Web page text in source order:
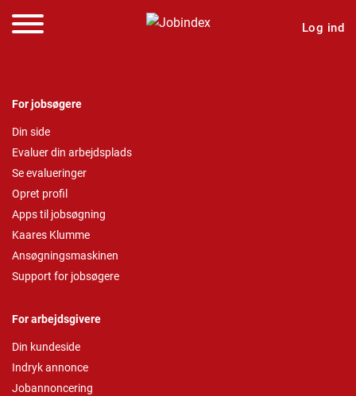
Log ind
For jobsøgere
Din side
Evaluer din arbejdsplads
Se evalueringer
Opret profil
Apps til jobsøgning
Kaares Klumme
Ansøgningsmaskinen
Support for jobsøgere
For arbejdsgivere
Din kundeside
Indryk annonce
Jobannoncering